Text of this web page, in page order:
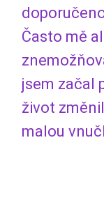
Často mě
jsem začal
život
malou